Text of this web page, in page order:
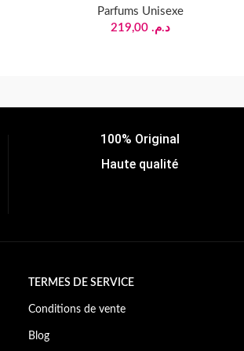
Parfums Unisexe
د.م. 219,00
100% Original
Haute qualité
TERMES DE SERVICE
Conditions de vente
Blog